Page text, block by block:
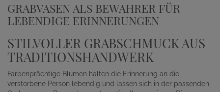
GRABVASEN ALS BEWAHRER FÜR
LEBENDIGE ERINNERUNGEN
STILVOLLER GRABSCHMUCK AUS
TRADITIONSHANDWERK
Farbenprächtige Blumen halten die Erinnerung an die
verstorbene Person lebendig und lassen sich in der passenden